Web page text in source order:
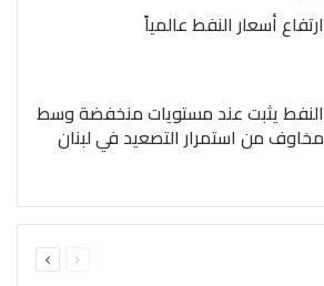
ارتفاع أسعار النفط عالمياً
النفط يثبت عند مستويات منخفضة وسط
مخاوف من استمرار التصعيد في لبنان
الصفحةالصفحة